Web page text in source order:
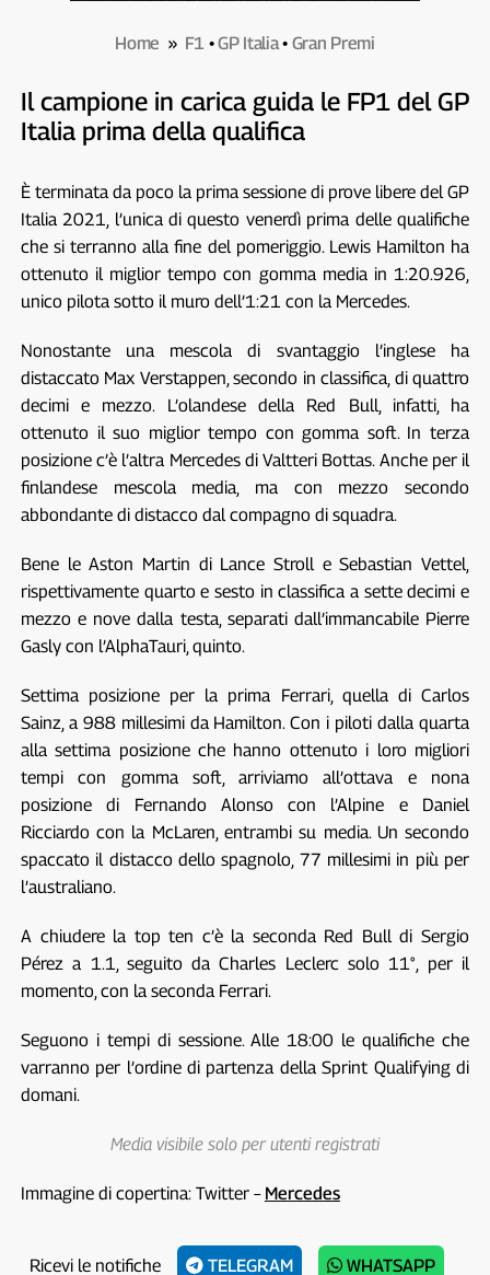
Home » F1 •GP Italia• Gran Premi
Il campione in carica guida le FP1 del GP
Italia prima della qualifica
È terminata da poco la prima sessione di prove libere del GP
Italia 2021, l’unica di questo venerdì prima delle qualifiche
che si terranno alla fine del pomeriggio. Lewis Hamilton ha
ottenuto il miglior tempo con gomma media in 1:20.926,
unico pilota sotto il muro dell’1:21 con la Mercedes.
Nonostante una mescola di svantaggio l’inglese ha
distaccato Max Verstappen, secondo in classifica, di quattro
decimi e mezzo. L’olandese della Red Bull, infatti, ha
ottenuto il suo miglior tempo con gomma soft. In terza
posizione c’è l’altra Mercedes di Valtteri Bottas. Anche per il
finlandese mescola media, ma con mezzo secondo
abbondante di distacco dal compagno di squadra.
Bene le Aston Martin di Lance Stroll e Sebastian Vettel,
rispettivamente quarto e sesto in classifica a sette decimi e
mezzo e nove dalla testa, separati dall’immancabile Pierre
Gasly con l’AlphaTauri, quinto.
Settima posizione per la prima Ferrari, quella di Carlos
Sainz, a 988 millesimi da Hamilton. Con i piloti dalla quarta
alla settima posizione che hanno ottenuto i loro migliori
tempi con gomma soft, arriviamo all’ottava e nona
posizione di Fernando Alonso con l’Alpine e Daniel
Ricciardo con la McLaren, entrambi su media. Un secondo
spaccato il distacco dello spagnolo, 77 millesimi in più per
l’australiano.
A chiudere la top ten c’è la seconda Red Bull di Sergio
Pérez a 1.1, seguito da Charles Leclerc solo 11°, per il
momento, con la seconda Ferrari.
Seguono i tempi di sessione. Alle 18:00 le qualifiche che
varranno per l’ordine di partenza della Sprint Qualifying di
domani.
Media visibile solo per utenti registrati
Immagine di copertina: Twitter – Mercedes
Ricevi le notifiche TELEGRAM WHATSAPP